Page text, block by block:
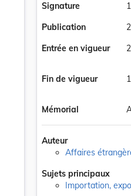
Signature
Publication
Entrée en vigueur
Fin de vigueur
Mémorial
Auteur
Affaires
Sujets principaux
Importation,